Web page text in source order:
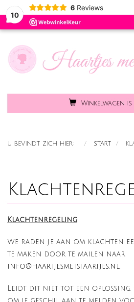
10
6 Reviews
Winkelwagen is
U BEVINDT ZICH HIER: START
Klachtenregeling
We raden je aan om klachten
te maken door te mailen naar
info@haartjesmetstaartjes.nl.
Leidt dit niet tot een